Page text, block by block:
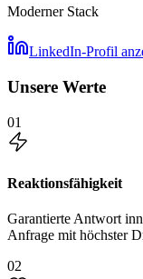
Moderner Stack
LinkedIn-Profil
Unsere Werte
01
Reaktionsfähigkeit
Garantierte Antwort
Anfrage mit höchster
02